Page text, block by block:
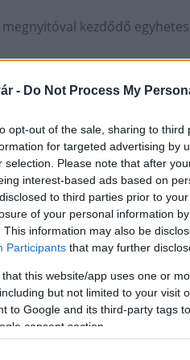
- Do Not Process My
opt-out of the sale, sharing to
for targeted advertising by
selection. Please note that after
interest-based ads based on
to third parties prior to
of your personal information
This information may also be
Participants that may further
that this website/app uses one or
but not limited to your visit
to Google and its third-party tags
consent section.
kezdődő
viadalán az európai
is indulnak a futamokon. A
negyedét teszi ki -,
is 14 fiatal laseres
Laser Radial